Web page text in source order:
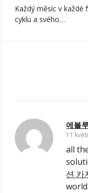
Každý měsíc v
cyklu a svého…
에볼
11
all
션 카
world